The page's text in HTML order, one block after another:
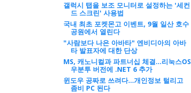
갤럭시 탭을 보조 모니터로 설정하는 '세컨
드 스크린' 사용법
국내 최초 포켓몬고 이벤트, 9월 일산 호수
공원에서 열린다
"사람보다 나은 아바타" 엔비디아의 아바
타 발표자에 대한 단상
MS, 캐노니컬과 파트너십 체결...리눅스OS
우분투 버전에 .NET 6 추가
윈도우 공짜로 쓰려다...개인정보 털리고
좀비 PC 된다